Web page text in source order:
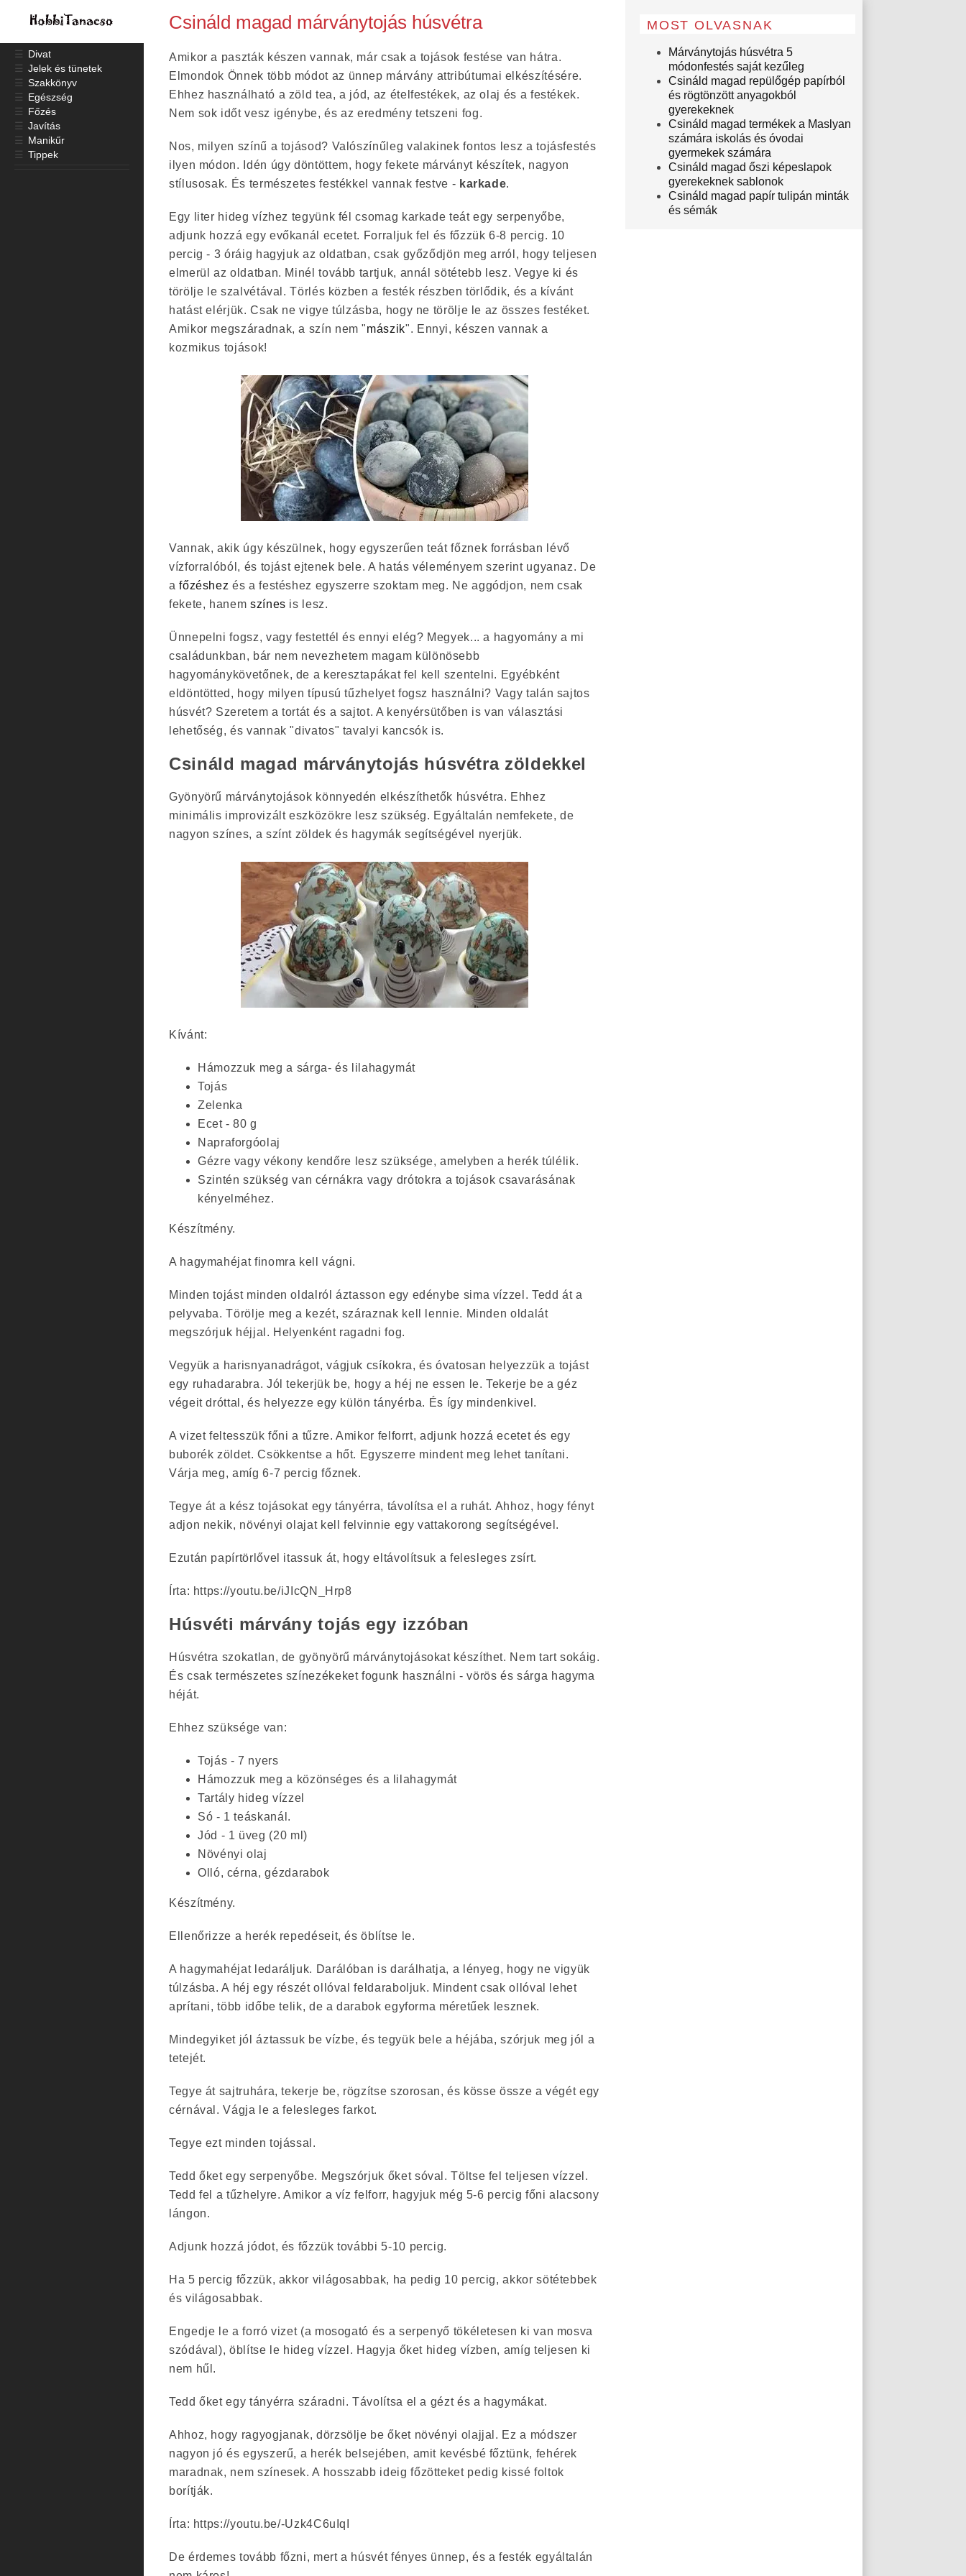
Csináld magad márványtojás húsvétra
Amikor a paszták készen vannak, már csak a tojások festése van hátra.
Elmondok Önnek több módot az ünnep márvány attribútumai elkészítésére.
Ehhez használható a zöld tea, a jód, az ételfestékek, az olaj és a festékek.
Nem sok időt vesz igénybe, és az eredmény tetszeni fog.
Nos, milyen színű a tojásod? Valószínűleg valakinek fontos lesz a tojásfestés
ilyen módon. Idén úgy döntöttem, hogy fekete márványt készítek, nagyon
stílusosak. És természetes festékkel vannak festve - karkade.
Egy liter hideg vízhez tegyünk fél csomag karkade teát egy serpenyőbe,
adjunk hozzá egy evőkanál ecetet. Forraljuk fel és főzzük 6-8 percig. 10
percig - 3 óráig hagyjuk az oldatban, csak győződjön meg arról, hogy teljesen
elmerül az oldatban. Minél tovább tartjuk, annál sötétebb lesz. Vegye ki és
törölje le szalvétával. Törlés közben a festék részben törlődik, és a kívánt
hatást elérjük. Csak ne vigye túlzásba, hogy ne törölje le az összes festéket.
Amikor megszáradnak, a szín nem "mászik". Ennyi, készen vannak a
kozmikus tojások!
Vannak, akik úgy készülnek, hogy egyszerűen teát főznek forrásban lévő
vízforralóból, és tojást ejtenek bele. A hatás véleményem szerint ugyanaz. De
afőzéshez és a festéshez egyszerre szoktam meg. Ne aggódjon, nem csak
fekete, hanem színes is lesz.
Ünnepelni fogsz, vagy festettél és ennyi elég? Megyek... a hagyomány a mi
családunkban, bár nem nevezhetem magam különösebb
hagyománykövetőnek, de a keresztapákat fel kell szentelni. Egyébként
eldöntötted, hogy milyen típusú tűzhelyet fogsz használni? Vagy talán sajtos
húsvét? Szeretem a tortát és a sajtot. A kenyérsütőben is van választási
lehetőség, és vannak "divatos" tavalyi kancsók is.
Csináld magad márványtojás húsvétra zöldekkel
Gyönyörű márványtojások könnyedén elkészíthetők húsvétra. Ehhez
minimális improvizált eszközökre lesz szükség. Egyáltalán nemfekete, de
nagyon színes, a színt zöldek és hagymák segítségével nyerjük.
Kívánt:
Hámozzuk meg a sárga- és lilahagymát
Tojás
Zelenka
Ecet - 80 g
Napraforgóolaj
Gézre vagy vékony kendőre lesz szüksége, amelyben a herék túlélik.
Szintén szükség van cérnákra vagy drótokra a tojások csavarásának
kényelméhez.
Készítmény.
A hagymahéjat finomra kell vágni.
Minden tojást minden oldalról áztasson egy edénybe sima vízzel. Tedd át a
pelyvaba. Törölje meg a kezét, száraznak kell lennie. Minden oldalát
megszórjuk héjjal. Helyenként ragadni fog.
Vegyük a harisnyanadrágot, vágjuk csíkokra, és óvatosan helyezzük a tojást
egy ruhadarabra. Jól tekerjük be, hogy a héj ne essen le. Tekerje be a géz
végeit dróttal, és helyezze egy külön tányérba. És így mindenkivel.
A vizet feltesszük főni a tűzre. Amikor felforrt, adjunk hozzá ecetet és egy
buborék zöldet. Csökkentse a hőt. Egyszerre mindent meg lehet tanítani.
Várja meg, amíg 6-7 percig főznek.
Tegye át a kész tojásokat egy tányérra, távolítsa el a ruhát. Ahhoz, hogy fényt
adjon nekik, növényi olajat kell felvinnie egy vattakorong segítségével.
Ezután papírtörlővel itassuk át, hogy eltávolítsuk a felesleges zsírt.
Írta: https://youtu.be/iJIcQN_Hrp8
Húsvéti márvány tojás egy izzóban
Húsvétra szokatlan, de gyönyörű márványtojásokat készíthet. Nem tart sokáig.
És csak természetes színezékeket fogunk használni - vörös és sárga hagyma
héját.
Ehhez szüksége van:
Tojás - 7 nyers
Hámozzuk meg a közönséges és a lilahagymát
Tartály hideg vízzel
Só - 1 teáskanál.
Jód - 1 üveg (20 ml)
Növényi olaj
Olló, cérna, gézdarabok
Készítmény.
Ellenőrizze a herék repedéseit, és öblítse le.
A hagymahéjat ledaráljuk. Darálóban is darálhatja, a lényeg, hogy ne vigyük
túlzásba. A héj egy részét ollóval feldaraboljuk. Mindent csak ollóval lehet
aprítani, több időbe telik, de a darabok egyforma méretűek lesznek.
Mindegyiket jól áztassuk be vízbe, és tegyük bele a héjába, szórjuk meg jól a
tetejét.
Tegye át sajtruhára, tekerje be, rögzítse szorosan, és kösse össze a végét egy
cérnával. Vágja le a felesleges farkot.
Tegye ezt minden tojással.
Tedd őket egy serpenyőbe. Megszórjuk őket sóval. Töltse fel teljesen vízzel.
Tedd fel a tűzhelyre. Amikor a víz felforr, hagyjuk még 5-6 percig főni alacsony
lángon.
Adjunk hozzá jódot, és főzzük további 5-10 percig.
Ha 5 percig főzzük, akkor világosabbak, ha pedig 10 percig, akkor sötétebbek
és világosabbak.
Engedje le a forró vizet (a mosogató és a serpenyő tökéletesen ki van mosva
szódával), öblítse le hideg vízzel. Hagyja őket hideg vízben, amíg teljesen ki
nem hűl.
Tedd őket egy tányérra száradni. Távolítsa el a gézt és a hagymákat.
Ahhoz, hogy ragyogjanak, dörzsölje be őket növényi olajjal. Ez a módszer
nagyon jó és egyszerű, a herék belsejében, amit kevésbé főztünk, fehérek
maradnak, nem színesek. A hosszabb ideig főzötteket pedig kissé foltok
borítják.
Írta: https://youtu.be/-Uzk4C6uIqI
De érdemes tovább főzni, mert a húsvét fényes ünnep, és a festék egyáltalán
MOST OLVASNAK
Márványtojás húsvétra 5
módonfestés saját kezűleg
Csináld magad repülőgép papírból
és rögtönzött anyagokból
gyerekeknek
Csináld magad termékek a Maslyan
számára iskolás és óvodai
gyermekek számára
Csináld magad őszi képeslapok
gyerekeknek sablonok
Csináld magad papír tulipán minták
és sémák
☰ Divat
☰ Jelek és tünetek
☰ Szakkönyv
☰ Egészség
☰ Főzés
☰ Javítás
☰ Manikűr
☰ Tippek